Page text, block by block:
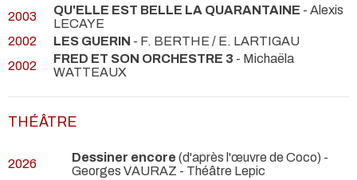
2003
QU'ELLE EST BELLE LA QUARANTAINE - Alexis
LECAYE
2002
LES GUERIN - F. BERTHE / E. LARTIGAU
2002
FRED ET SON ORCHESTRE 3 - Michaëla
WATTEAUX
THÉÂTRE
2026 Dessiner encore (d'après l'œuvre de Coco) -
Georges VAURAZ - Théâtre Lepic